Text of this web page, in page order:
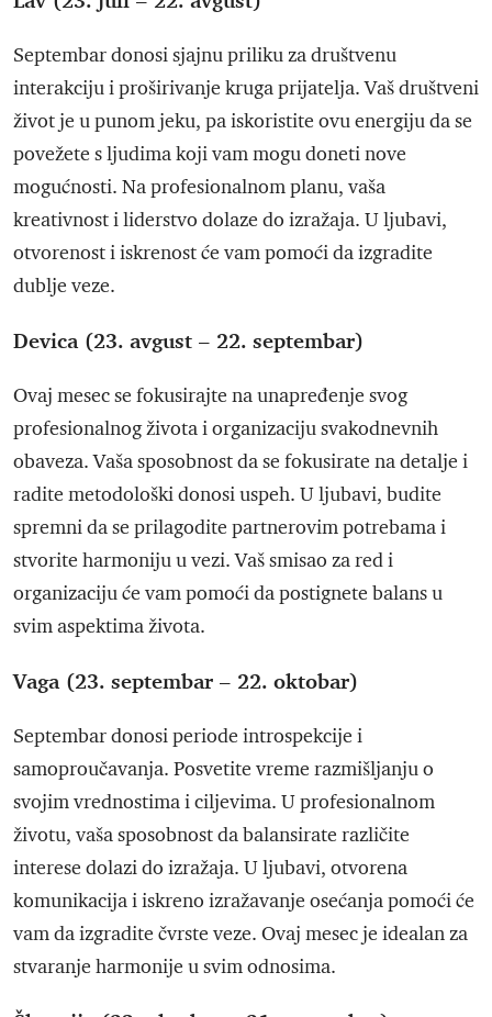
Septembar donosi sjajnu priliku za društvenu
interakciju i proširivanje kruga prijatelja. Vaš društveni
život je u punom jeku, pa iskoristite ovu energiju da se
povežete s ljudima koji vam mogu doneti nove
mogućnosti. Na profesionalnom planu, vaša
kreativnost i liderstvo dolaze do izražaja. U ljubavi,
otvorenost i iskrenost će vam pomoći da izgradite
dublje veze.
Devica (23. avgust – 22. septembar)
Ovaj mesec se fokusirajte na unapređenje svog
profesionalnog života i organizaciju svakodnevnih
obaveza. Vaša sposobnost da se fokusirate na detalje i
radite metodološki donosi uspeh. U ljubavi, budite
spremni da se prilagodite partnerovim potrebama i
stvorite harmoniju u vezi. Vaš smisao za red i
organizaciju će vam pomoći da postignete balans u
svim aspektima života.
Vaga (23. septembar – 22. oktobar)
Septembar donosi periode introspekcije i
samoproučavanja. Posvetite vreme razmišljanju o
svojim vrednostima i ciljevima. U profesionalnom
životu, vaša sposobnost da balansirate različite
interese dolazi do izražaja. U ljubavi, otvorena
komunikacija i iskreno izražavanje osećanja pomoći će
vam da izgradite čvrste veze. Ovaj mesec je idealan za
stvaranje harmonije u svim odnosima.